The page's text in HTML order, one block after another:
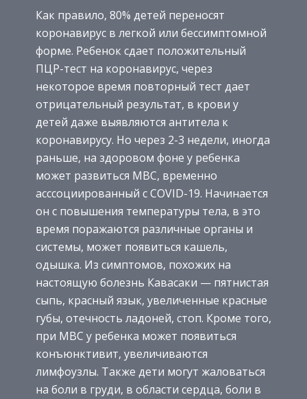
Как правило, 80% детей переносят
коронавирус в легкой или бессимптомной
форме. Ребенок сдает положительный
ПЦР-тест на коронавирус, через
некоторое время повторный тест дает
отрицательный результат, в крови у
детей даже выявляются антитела к
коронавирусу. Но через 2-3 недели, иногда
раньше, на здоровом фоне у ребенка
может развиться МВС, временно
асссоциированный с COVID-19. Начинается
он с повышения температуры тела, в это
время поражаются различные органы и
системы, может появиться кашель,
одышка. Из симптомов, похожих на
настоящую болезнь Кавасаки — пятнистая
сыпь, красный язык, увеличенные красные
губы, отечность ладоней, стоп. Кроме того,
при МВС у ребенка может появиться
конъюнктивит, увеличиваются
лимфоузлы. Также дети могут жаловаться
на боли в груди, в области сердца, боли в